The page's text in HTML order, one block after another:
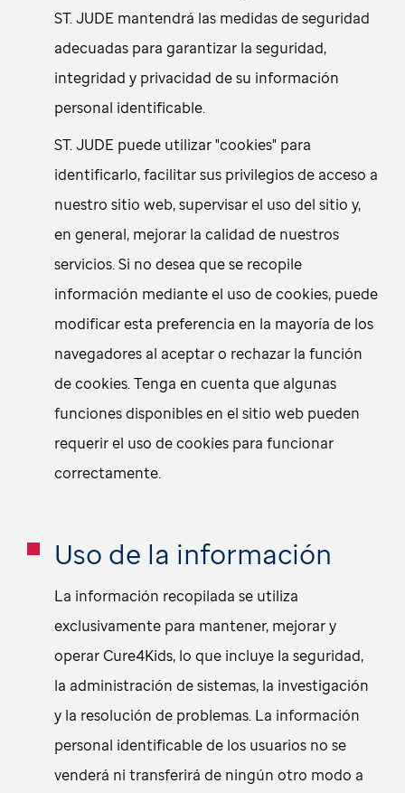
ST. JUDE mantendrá las medidas de seguridad
adecuadas para garantizar la seguridad,
integridad y privacidad de su información
personal identificable.
ST. JUDE puede utilizar "cookies" para
identificarlo, facilitar sus privilegios de acceso a
nuestro sitio web, supervisar el uso del sitio y,
en general, mejorar la calidad de nuestros
servicios. Si no desea que se recopile
información mediante el uso de cookies, puede
modificar esta preferencia en la mayoría de los
navegadores al aceptar o rechazar la función
de cookies. Tenga en cuenta que algunas
funciones disponibles en el sitio web pueden
requerir el uso de cookies para funcionar
correctamente.
Uso de la información
La información recopilada se utiliza
exclusivamente para mantener, mejorar y
operar Cure4Kids, lo que incluye la seguridad,
la administración de sistemas, la investigación
y la resolución de problemas. La información
personal identificable de los usuarios no se
venderá ni transferirá de ningún otro modo a